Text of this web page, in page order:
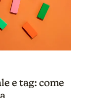
e tag: come